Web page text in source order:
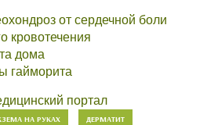
от сердечной боли
кровотечения
дома
гайморита
портал
НА РУКАХ ДЕРМАТИТ